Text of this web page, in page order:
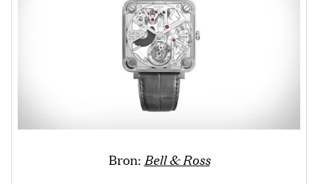
Bron: Bell & Ross